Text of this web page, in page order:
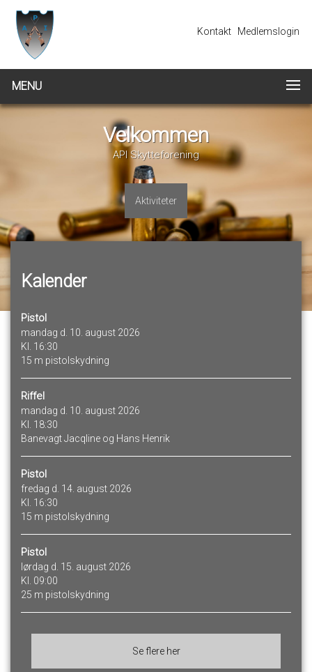
Kontakt Medlemslogin
MENU
Velkommen
API Skytteforening
Aktiviteter
Kalender
Pistol
mandag d. 10. august 2026
Kl. 16:30
15 m pistolskydning
Riffel
mandag d. 10. august 2026
Kl. 18:30
Banevagt Jacqline og Hans Henrik
Pistol
fredag d. 14. august 2026
Kl. 16:30
15 m pistolskydning
Pistol
lørdag d. 15. august 2026
Kl. 09:00
25 m pistolskydning
Se flere her